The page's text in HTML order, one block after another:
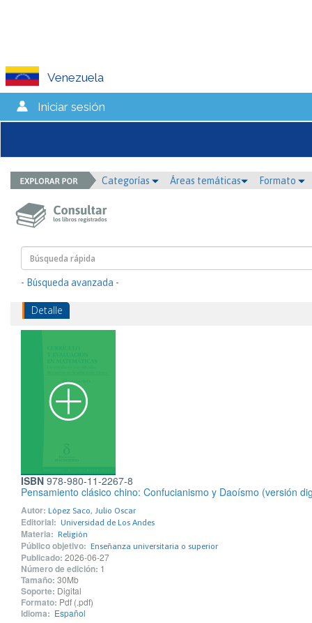
Venezuela
Iniciar sesión
Categorías Áreas temáticas Formato
- Búsqueda avanzada -
Detalle
ISBN 978-980-11-2267-8
Pensamiento clásico chino: Confucianismo y Daoísmo (versión
Autor: López Saco, Julio Oscar
Editorial: Universidad de Los Andes
Materia: Religión
Público objetivo: Enseñanza universitaria o superior
Publicado: 2026-06-27
Número de edición: 1
Tamaño: 30Mb
Soporte: Digital
Formato: Pdf (.pdf)
Idioma: Español